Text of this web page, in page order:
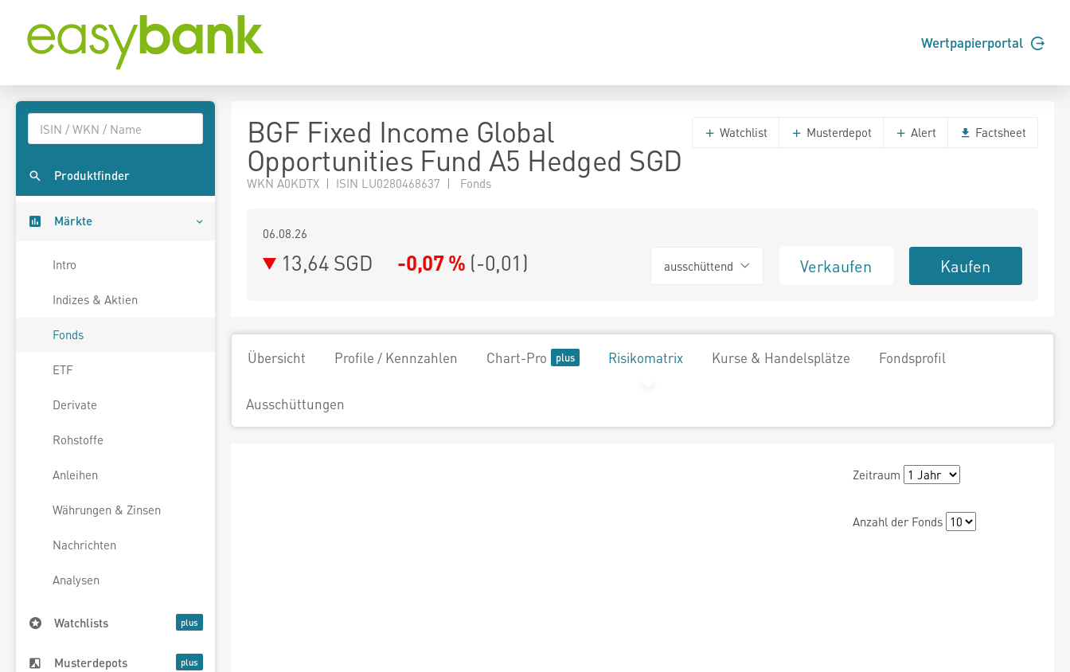
Wertpapierportal
Produktfinder
Märkte
Intro
Indizes & Aktien
Fonds
ETF
Derivate
Rohstoffe
Anleihen
Währungen & Zinsen
Nachrichten
Analysen
Watchlists
Musterdepots
BGF Fixed Income Global
Opportunities Fund A5 Hedged SGD
WKN A0KDTX | ISIN LU0280468637 | Fonds
Watchlist Musterdepot Alert Factsheet
06.08.26
13,64 SGD -0,07 % (-0,01) ausschüttend Verkaufen Kaufen
Übersicht Profile / Kennzahlen Chart-Pro Risikomatrix Kurse & Handelsplätze Fondsprofil
Ausschüttungen
Zeitraum
Anzahl der Fonds